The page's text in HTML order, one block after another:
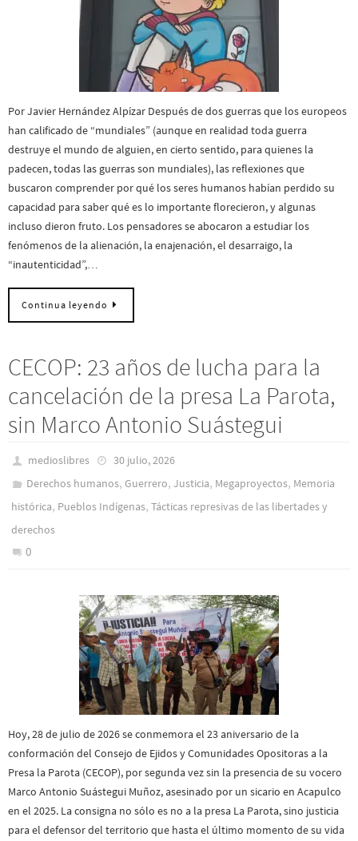
Por Javier Hernández Alpízar Después de dos guerras que los europeos
han calificado de “mundiales” (aunque en realidad toda guerra
destruye el mundo de alguien, en cierto sentido, para quienes la
padecen, todas las guerras son mundiales), las reflexiones que
buscaron comprender por qué los seres humanos habían perdido su
capacidad para saber qué es lo importante florecieron, y algunas
incluso dieron fruto. Los pensadores se abocaron a estudiar los
fenómenos de la alienación, la enajenación, el desarraigo, la
“inautenticidad”,…
Continua leyendo
CECOP: 23 años de lucha para la
cancelación de la presa La Parota,
sin Marco Antonio Suástegui
medioslibres
30 julio, 2026
Derechos humanos,Guerrero,Justicia, Megaproyectos, Memoria
histórica, Pueblos Indí­genas, Tácticas represivas de las libertades y
derechos
0
Hoy, 28 de julio de 2026 se conmemora el 23 aniversario de la
conformación del Consejo de Ejidos y Comunidades Opositoras a la
Presa la Parota (CECOP), por segunda vez sin la presencia de su vocero
Marco Antonio Suástegui Muñoz, asesinado por un sicario en Acapulco
en el 2025. La consigna no sólo es no a la presa La Parota, sino justicia
para el defensor del territorio que hasta el último momento de su vida